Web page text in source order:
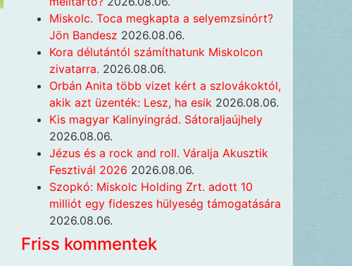
Miskolc. Toca megkapta a selyemzsinórt?
Jön Bandesz 2026.08.06.
Kora délutántól számíthatunk Miskolcon
zivatarra. 2026.08.06.
Orbán Anita több vizet kért a szlovákoktól,
akik azt üzenték: Lesz, ha esik 2026.08.06.
Kis magyar Kalinyingrád. Sátoraljaújhely
2026.08.06.
Jézus és a rock and roll. Váralja Akusztik
Fesztivál 2026 2026.08.06.
Szopkó: Miskolc Holding Zrt. adott 10
milliót egy fideszes hülyeség támogatására
2026.08.06.
Friss kommentek